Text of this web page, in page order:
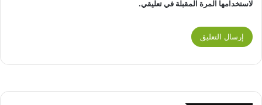
لاستخدامها المرة المقبلة في تعليقي.